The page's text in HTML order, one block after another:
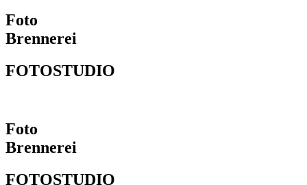
Foto
Brennerei
FOTOSTUDIO
Foto
Brennerei
FOTOSTUDIO